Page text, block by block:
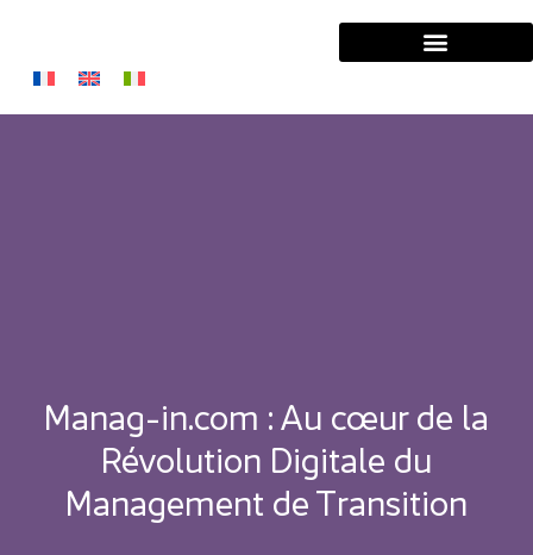
Manag-in.com : Au cœur de la
Révolution Digitale du
Management de Transition